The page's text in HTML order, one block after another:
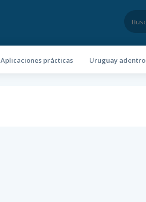
Aplicaciones prácticas Uruguay adentro